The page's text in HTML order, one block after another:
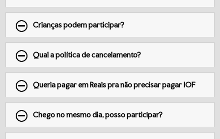
Crianças podem participar?
Qual a política de cancelamento?
Queria pagar em Reais pra não precisar pagar IOF
Chego no mesmo dia, posso participar?